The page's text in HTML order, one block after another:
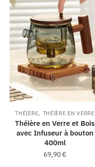
THÉIÈRE, THÉIÈRE EN VERRE
Théière en Verre et Bois
avec Infuseur à bouton
400ml
69,90€